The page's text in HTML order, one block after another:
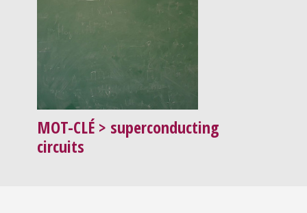
MOT-CLÉ > superconducting
circuits